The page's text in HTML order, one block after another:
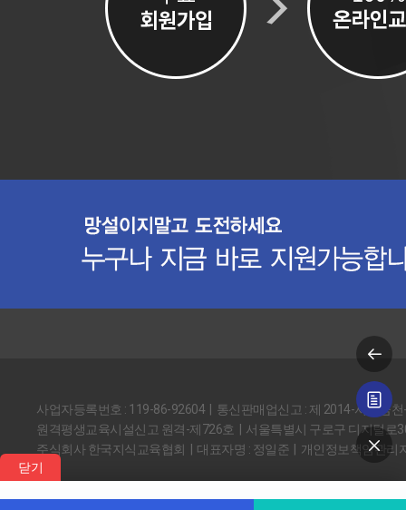
닫기
사업자등록번호 : 119-86-92604 | 통신판매업신고 : 제 2014-서울금
원격평생교육시설신고 원격-제726호 | 서울특별시 구로구 디지털로
주식회사 한국지식교육협회 | 대표자명 : 정일준 | 개인정보책임관리